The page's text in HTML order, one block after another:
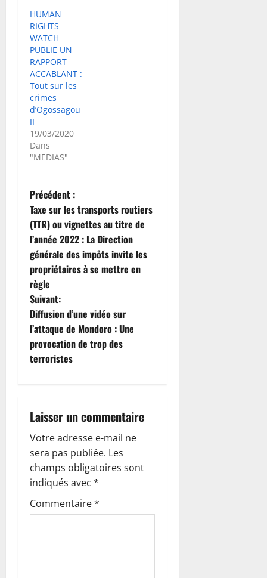
HUMAN
RIGHTS
WATCH
PUBLIE UN
RAPPORT
ACCABLANT :
Tout sur les
crimes
d’Ogossagou
II
19/03/2020
Dans
"MEDIAS"
N
a
v
i
g
a
t
n
d
’
a
Précédent :
Taxe sur les transports routiers
(TTR) ou vignettes au titre de
l’année 2022 : La Direction
générale des impôts invite les
propriétaires à se mettre en
règle
Suivant:
Diffusion d’une vidéo sur
l’attaque de Mondoro : Une
provocation de trop des
terroristes
Laisser un commentaire
Votre adresse e-mail ne
sera pas publiée. Les
champs obligatoires sont
indiqués avec *
Commentaire*